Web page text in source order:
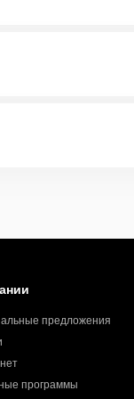
предложения
программы